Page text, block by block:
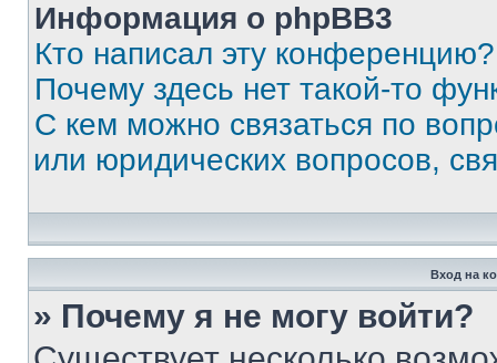
Информация о phpBB3
Кто написал эту конференцию?
Почему здесь нет такой-то
С кем можно связаться по
или юридических вопросов,
Вход на
» Почему я не могу войти?